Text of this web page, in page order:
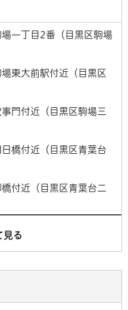
一丁目2番（目黒区駒場
東大前駅付近（目黒区
門付近（目黒区駒場三
橋付近（目黒区青葉台
付近（目黒区青葉台二
見る